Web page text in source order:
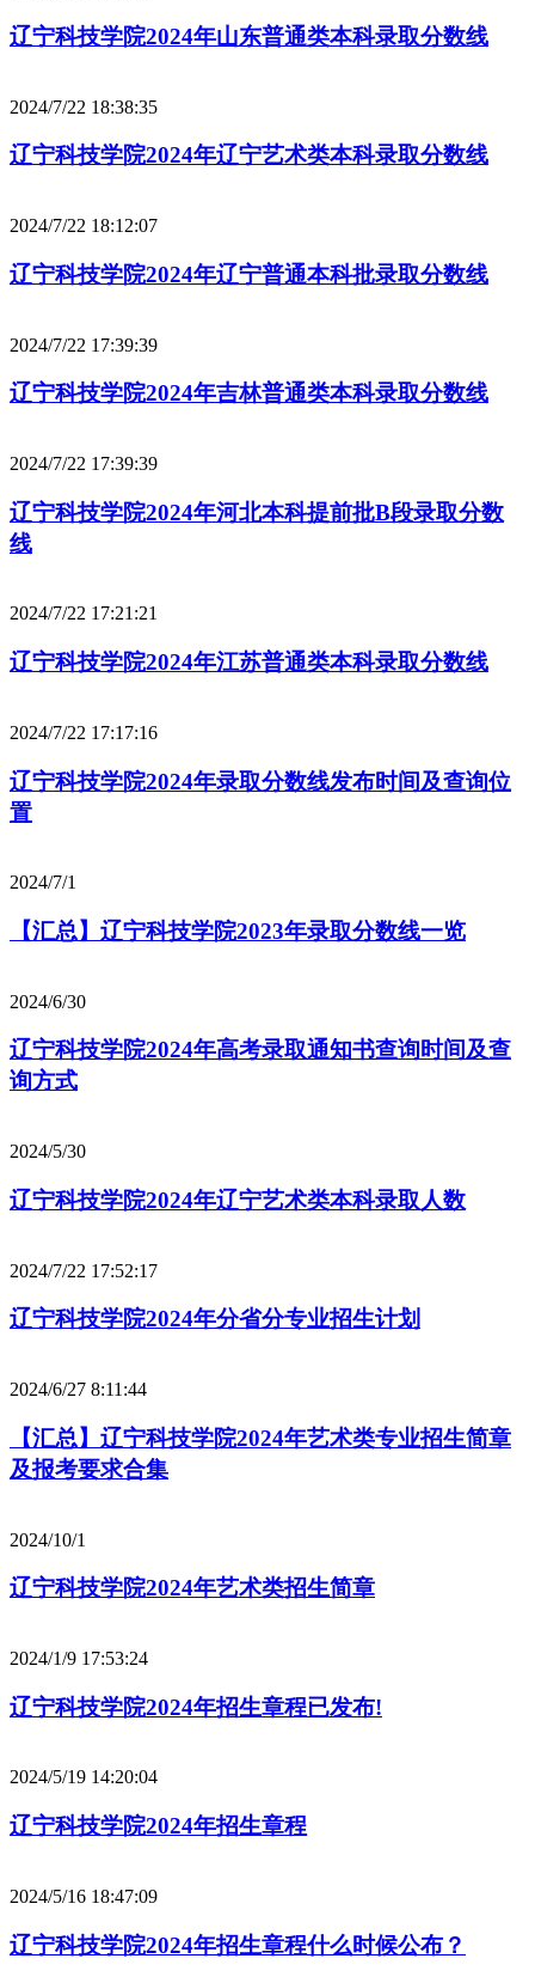
辽宁科技学院2024年山东普通类本科录取分数线
2024/7/22 18:38:35
辽宁科技学院2024年辽宁艺术类本科录取分数线
2024/7/22 18:12:07
辽宁科技学院2024年辽宁普通本科批录取分数线
2024/7/22 17:39:39
辽宁科技学院2024年吉林普通类本科录取分数线
2024/7/22 17:39:39
辽宁科技学院2024年河北本科提前批B段录取分数
线
2024/7/22 17:21:21
辽宁科技学院2024年江苏普通类本科录取分数线
2024/7/22 17:17:16
辽宁科技学院2024年录取分数线发布时间及查询位
置
2024/7/1
【汇总】辽宁科技学院2023年录取分数线一览
2024/6/30
辽宁科技学院2024年高考录取通知书查询时间及查
询方式
2024/5/30
辽宁科技学院2024年辽宁艺术类本科录取人数
2024/7/22 17:52:17
辽宁科技学院2024年分省分专业招生计划
2024/6/27 8:11:44
【汇总】辽宁科技学院2024年艺术类专业招生简章
及报考要求合集
2024/10/1
辽宁科技学院2024年艺术类招生简章
2024/1/9 17:53:24
辽宁科技学院2024年招生章程已发布!
2024/5/19 14:20:04
辽宁科技学院2024年招生章程
2024/5/16 18:47:09
辽宁科技学院2024年招生章程什么时候公布？